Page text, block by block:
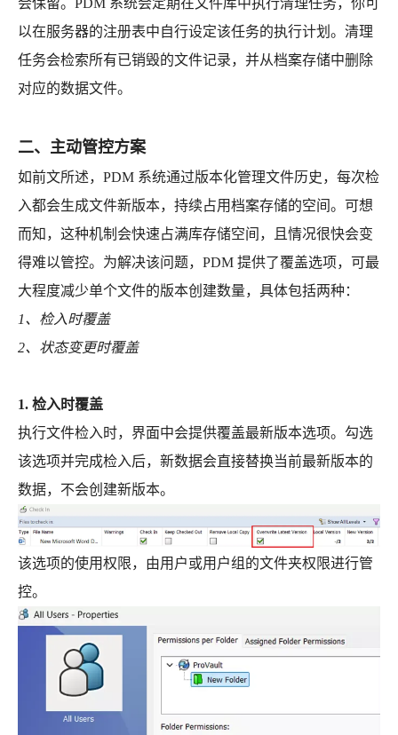
会保留。PDM 系统会定期在文件库中执行清理任务，你可
以在服务器的注册表中自行设定该任务的执行计划。清理
任务会检索所有已销毁的文件记录，并从档案存储中删除
对应的数据文件。
二、主动管控方案
如前文所述，PDM 系统通过版本化管理文件历史，每次检
入都会生成文件新版本，持续占用档案存储的空间。可想
而知，这种机制会快速占满库存储空间，且情况很快会变
得难以管控。为解决该问题，PDM 提供了覆盖选项，可最
大程度减少单个文件的版本创建数量，具体包括两种：
1、检入时覆盖
2、状态变更时覆盖
1. 检入时覆盖
执行文件检入时，界面中会提供覆盖最新版本选项。勾选
该选项并完成检入后，新数据会直接替换当前最新版本的
数据，不会创建新版本。
该选项的使用权限，由用户或用户组的文件夹权限进行管
控。